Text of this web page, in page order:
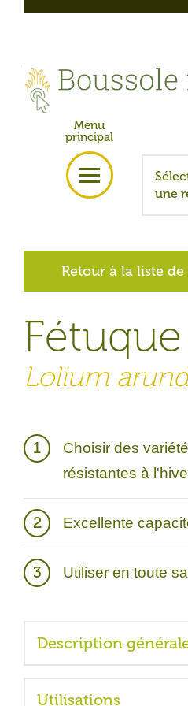
Skip
content
Glossaire
Informations
Remerciements
Lolium
Retour à la liste
Description générale
La fétuque élevée est une